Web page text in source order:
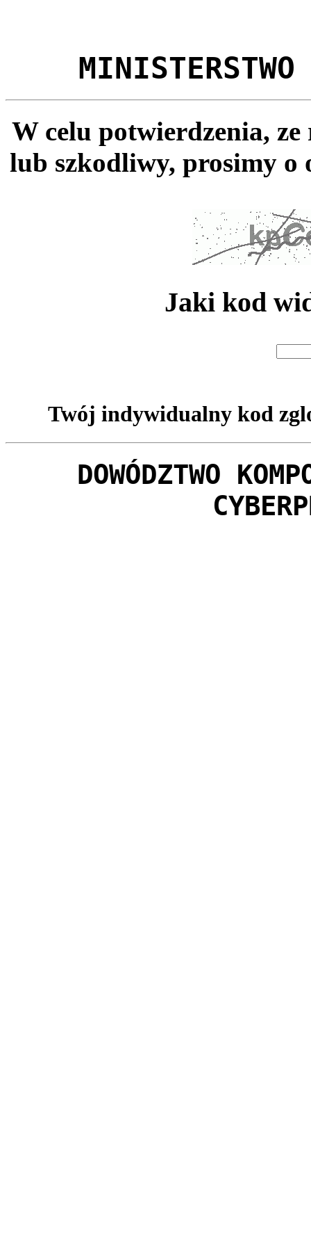
MINISTERSTWO
W celu potwierdzenia,
lub szkodliwy, prosimy o
Jaki kod
Twój indywidualny kod
DOWÓDZTWO